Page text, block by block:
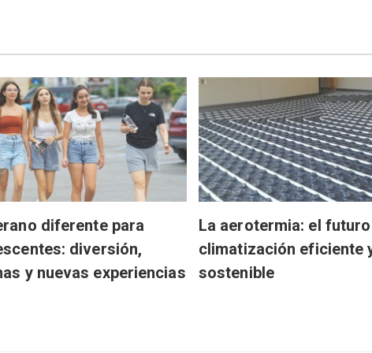
diferente para
diversión,
La aerotermia: el futuro
climatización eficiente y